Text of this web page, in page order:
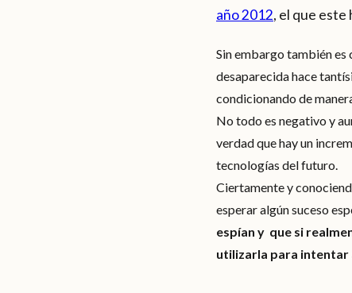
año 2012, el que
Sin embargo también es
desaparecida hace
condicionando de
No todo es negativo y
verdad que hay un
tecnologías del futuro.
Ciertamente y
esperar algún suceso
espían y que si
utilizarla para intentar